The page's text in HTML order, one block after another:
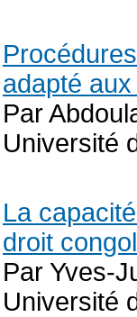
adapté
Par
Université
La
droit
Par Yves-
Université